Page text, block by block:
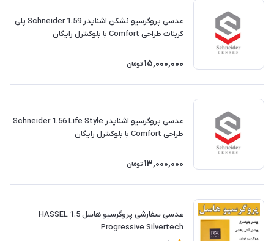
عدسی پروگرسیو نشکن اشنایدر Schneider 1.59 پلی
کربنات طراحی Comfort با بلوکنترل رایگان
15,000,000 تومان
عدسی پروگرسیو اشنایدر Schneider 1.56 Life Style
طراحی Comfort با بلوکنترل رایگان
13,000,000 تومان
عدسی سفارشی پروگرسیو هاسل 1.5 HASSEL
Progressive Silvertech